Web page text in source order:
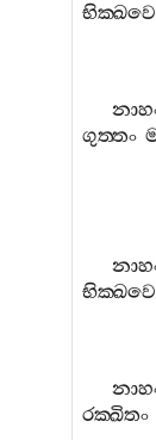
භික‍්ඛවෙ
ගුත‍්තං
භික‍්ඛවෙ
රක‍්ඛිතං